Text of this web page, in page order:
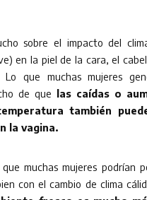
sobre el impacto del
en la piel de la cara, el
Lo que muchas mujeres
de que las caídas o
también
la vagina.
muchas mujeres podrían
con el cambio de clima